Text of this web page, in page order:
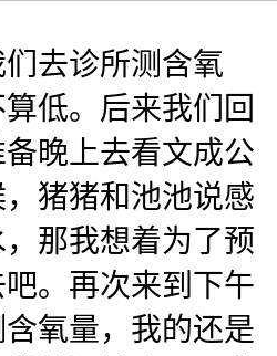
去诊所测含氧
低。后来我们回
晚上去看文成公
猪猪和池池说感
那我想着为了预
。再次来到下午
氧量，我的还是